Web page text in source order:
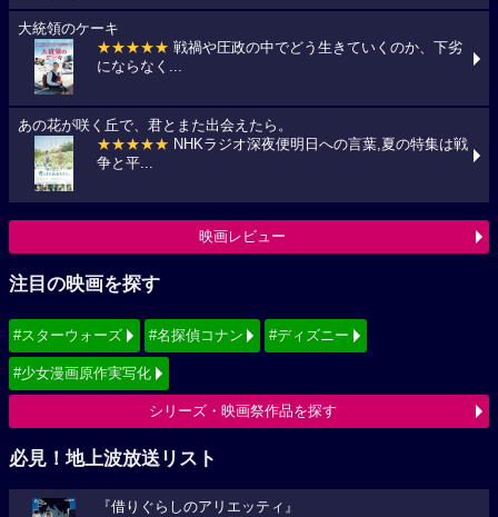
大統領のケーキ
★★★★★ 戦禍や圧政の中でどう生きていくのか、下劣
にならなく...
あの花が咲く丘で、君とまた出会えたら。
★★★★★ NHKラジオ深夜便明日への言葉,夏の特集は戦
争と平...
映画レビュー
注目の映画を探す
#スターウォーズ #名探偵コナン #ディズニー
#少女漫画原作実写化
シリーズ・映画祭作品を探す
必見！地上波放送リスト
『借りぐらしのアリエッティ』